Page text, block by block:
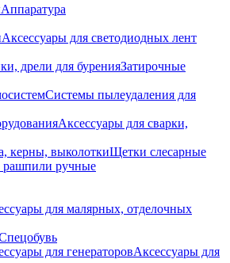
Аппаратура
Аксессуары для светодиодных лент
дрели для буренияЗатирочные
Системы пылеудаления для
Аксессуары для сварки,
керны, выколоткиЩетки слесарные
рашпили ручные
для малярных, отделочных
для генераторовАксессуары для